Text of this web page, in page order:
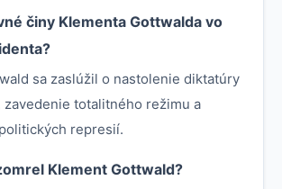
činy Klementa Gottwalda vo
sa zaslúžil o nastolenie diktatúry
zavedenie totalitného režimu a
represií.
Klement Gottwald?